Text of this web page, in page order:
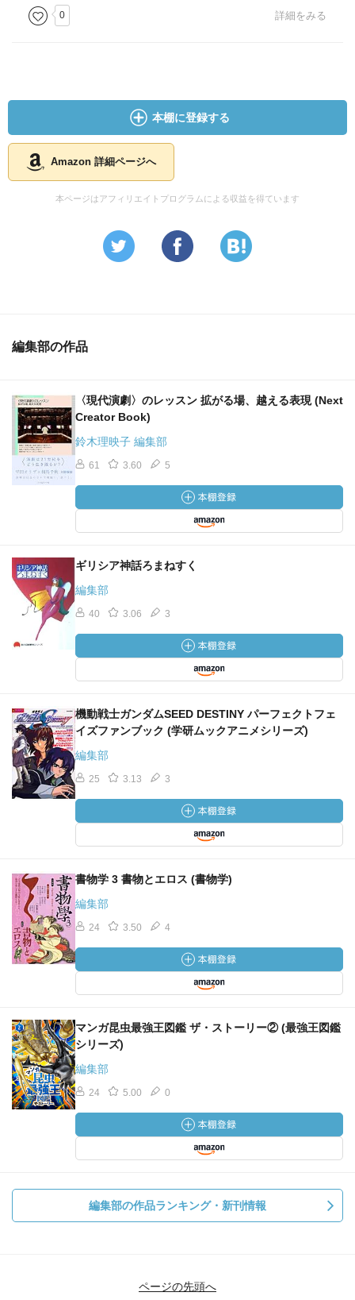
0 詳細をみる
本棚に登録する
Amazon 詳細ページへ
本ページはアフィリエイトプログラムによる収益を得ています
編集部の作品
〈現代演劇〉のレッスン 拡がる場、越える表現 (Next
Creator Book)
鈴木理映子 編集部
61 3.60 5
ギリシア神話ろまねすく
編集部
40 3.06 3
機動戦士ガンダムSEED DESTINY パーフェクトフェ
イズファンブック (学研ムックアニメシリーズ)
編集部
25 3.13 3
書物学 3 書物とエロス (書物学)
編集部
24 3.50 4
マンガ昆虫最強王図鑑 ザ・ストーリー② (最強王図鑑
シリーズ)
編集部
24 5.00 0
編集部の作品ランキング・新刊情報
ページの先頭へ